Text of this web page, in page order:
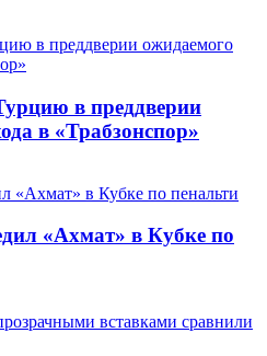
в преддверии
в «Трабзонспор»
«Ахмат» в Кубке по